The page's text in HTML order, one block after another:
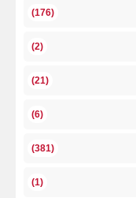
(176)
(2)
(21)
(6)
(381)
(1)